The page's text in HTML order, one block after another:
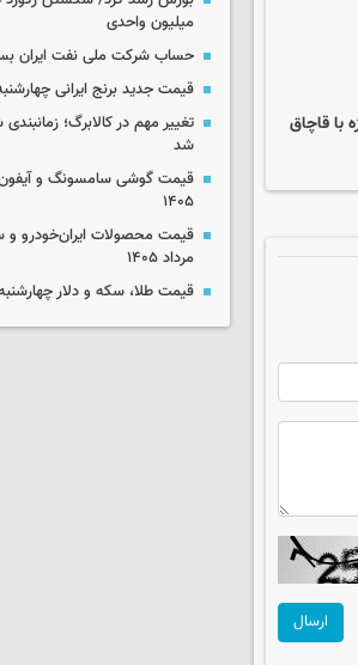
با قاچاق
ارسال
میلیون واحدی
حساب‌ شرکت ملی نفت ایران
قیمت جدید برنج ایرانی چهارشنبه ۱۴ مرداد
تغییر مهم در کالابرگ؛
شد
۱۴۰۵
مرداد ۱۴۰۵
قیمت طلا، سکه و دلار چهارشنبه ۱۴ مرداد